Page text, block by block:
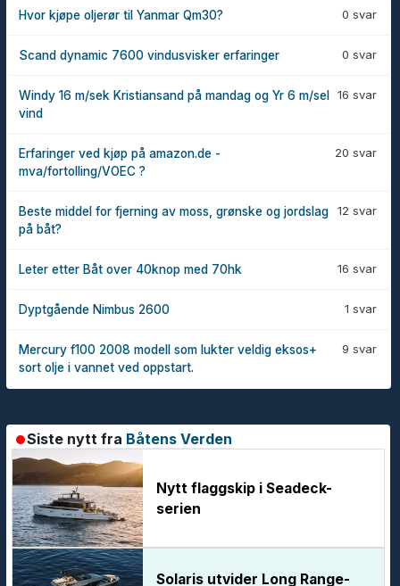
0 svar
Hvor kjøpe oljerør til Yanmar Qm30?
0 svar
Scand dynamic 7600 vindusvisker erfaringer
16 svar
Windy 16 m/sek Kristiansand på mandag og Yr 6 m/sel
vind
20 svar
Erfaringer ved kjøp på amazon.de -
mva/fortolling/VOEC ?
12 svar
Beste middel for fjerning av moss, grønske og jordslag
på båt?
16 svar
Leter etter Båt over 40knop med 70hk
1 svar
Dyptgående Nimbus 2600
9 svar
Mercury f100 2008 modell som lukter veldig eksos+
sort olje i vannet ved oppstart.
Siste nytt fra Båtens Verden
Nytt flaggskip i Seadeck-
serien
Solaris utvider Long Range-